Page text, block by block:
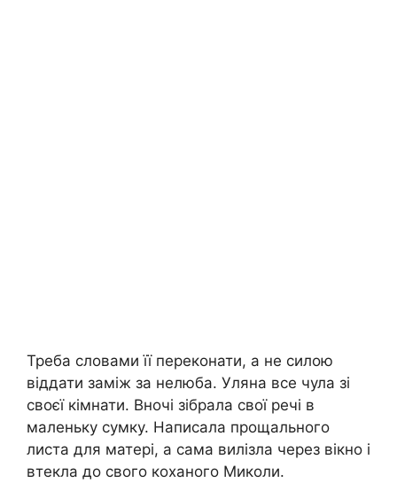
Треба словами її переконати, а не силою
віддати заміж за нелюба. Уляна все чула зі
своєї кімнати. Вночі зібрала свої речі в
маленьку сумку. Написала прощального
листа для матері, а сама вилізла через вікно і
втекла до свого коханого Миколи.